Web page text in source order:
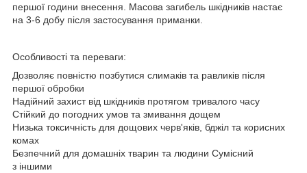
першої години внесення. Масова загибель шкідників настає
на 3-6 добу після застосування приманки.
Особливості та переваги:
Дозволяє повністю позбутися слимаків та равликів після
першої обробки
Надійний захист від шкідників протягом тривалого часу
Стійкий до погодних умов та змивання дощем
Низька токсичність для дощових черв'яків, бджіл та корисних
комах
Безпечний для домашніх тварин та людини Сумісний
з іншими